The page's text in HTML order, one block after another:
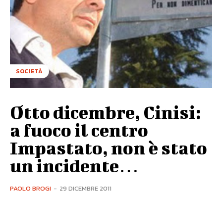
SOCIETÀ
Otto dicembre, Cinisi:
a fuoco il centro
Impastato, non è stato
un incidente…
PAOLO BROGI - 29 DICEMBRE 2011